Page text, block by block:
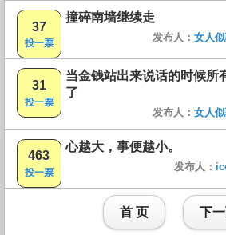
37
投一票
撞碎南墙继续走
发布人： 女人
31
投一票
当金钱站出来说话的时候所
了
发布人： 女人
463
投一票
心越大，事便越小。
发布人：
首 页 下